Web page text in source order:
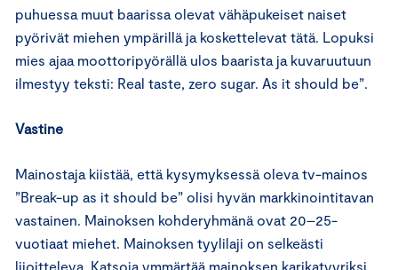
puhuessa muut baarissa olevat vähäpukeiset naiset
pyörivät miehen ympärillä ja koskettelevat tätä. Lopuksi
mies ajaa moottoripyörällä ulos baarista ja kuvaruutuun
ilmestyy teksti: Real taste, zero sugar. As it should be”.
Vastine
Mainostaja kiistää, että kysymyksessä oleva tv-mainos
”Break-up as it should be” olisi hyvän markkinointitavan
vastainen. Mainoksen kohderyhmänä ovat 20–25-
vuotiaat miehet. Mainoksen tyylilaji on selkeästi
liioitteleva. Katsoja ymmärtää mainoksen karikatyyriksi